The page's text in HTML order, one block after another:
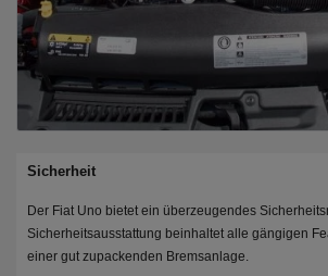
Sicherheit
Der Fiat Uno bietet ein überzeugendes
Sicherheitsausstattung beinhaltet alle gängigen
einer gut zupackenden Bremsanlage.